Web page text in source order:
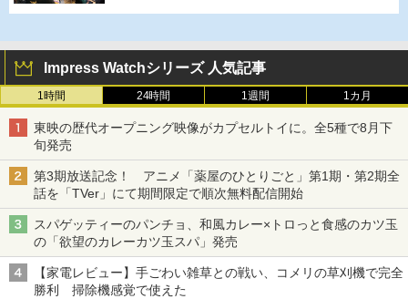
Impress Watchシリーズ 人気記事
1時間 24時間 1週間 1カ月
東映の歴代オープニング映像がカプセルトイに。全5種で8月下
旬発売
第3期放送記念！ アニメ「薬屋のひとりごと」第1期・第2期全
話を「TVer」にて期間限定で順次無料配信開始
スパゲッティーのパンチョ、和風カレー×トロっと食感のカツ玉
の「欲望のカレーカツ玉スパ」発売
【家電レビュー】手ごわい雑草との戦い、コメリの草刈機で完全
勝利 掃除機感覚で使えた